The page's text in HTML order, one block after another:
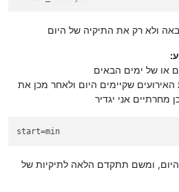
ולא רק את התיקיה של היום
או של ימים הבאים
שקיימים היום ולאחר מכן את
מחרתיים אני יגדיר
start=min
ומשם תתקדם הלאה לתיקיות של